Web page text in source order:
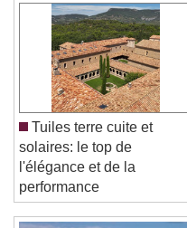
Reset
Done
Close Modal Dialog
End of dialog window.
Tuiles terre cuite et
solaires: le top de
l'élégance et de la
performance